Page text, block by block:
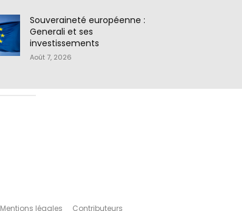
Souveraineté européenne :
Generali et ses
investissements
Août 7, 2026
Mentions légales Contributeurs